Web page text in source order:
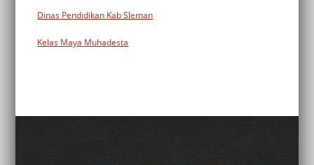
Dinas Pendidikan Kab Sleman
Kelas Maya Muhadesta